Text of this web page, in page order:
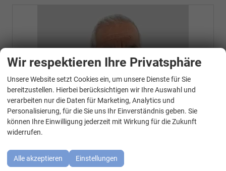
Wir respektieren Ihre Privatsphäre
Unsere Website setzt Cookies ein, um unsere Dienste für Sie
bereitzustellen. Hierbei berücksichtigen wir Ihre Auswahl und
verarbeiten nur die Daten für Marketing, Analytics und
Personalisierung, für die Sie uns Ihr Einverständnis geben. Sie
können Ihre Einwilligung jederzeit mit Wirkung für die Zukunft
widerrufen.
Alle akzeptieren Einstellungen